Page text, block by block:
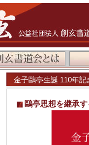
金子鷗亭生誕 110年記
鷗亭思想を継承